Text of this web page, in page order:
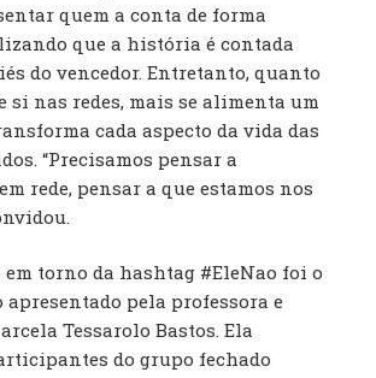
quem a conta de forma
que a história é contada
do vencedor. Entretanto, quanto
si nas redes, mais se alimenta um
cada aspecto da vida das
“Precisamos pensar a
rede, pensar a que estamos nos
torno da hashtag #EleNao foi o
apresentado pela professora e
Tessarolo Bastos. Ela
do grupo fechado